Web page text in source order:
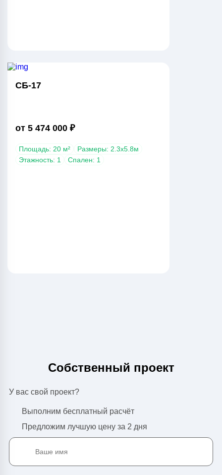
СБ-17
от 5 474 000 ₽
Площадь: 20 м²
Размеры: 2.3х5.8м
Этажность: 1
Спален: 1
Собственный проект
У вас свой проект?
Выполним бесплатный расчёт
Предложим лучшую цену за 2 дня